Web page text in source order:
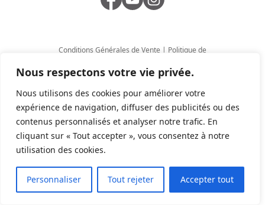
Nous respectons votre vie privée.
Nous utilisons des cookies pour améliorer votre
expérience de navigation, diffuser des publicités ou des
contenus personnalisés et analyser notre trafic. En
cliquant sur « Tout accepter », vous consentez à notre
utilisation des cookies.
Personnaliser Tout rejeter Accepter tout
Conditions Générales de Vente | Politique de